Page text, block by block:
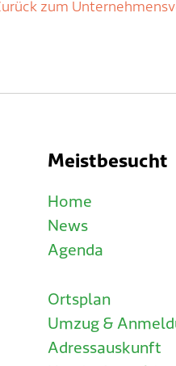
zum
Meistbesucht
Home
News
Agenda
Ortsplan
Umzug &
Adressauskunft